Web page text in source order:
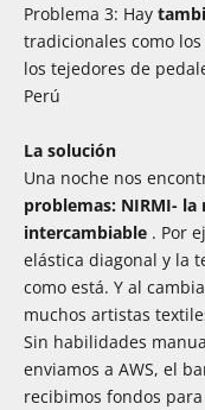
Problema 3: Hay
tradicionales como
los tejedores de
Perú
La solución
Una noche nos
problemas: NIRMI-
intercambiable . Por
elástica diagonal y la
como está. Y al
muchos artistas
Sin habilidades
enviamos a AWS, el
recibimos fondos